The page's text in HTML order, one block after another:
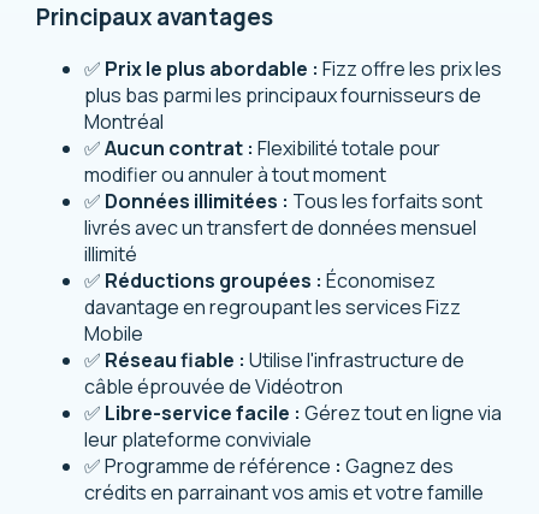
Principaux avantages
✅ Prix le plus abordable : Fizz offre les prix les
plus bas parmi les principaux fournisseurs de
Montréal
✅Aucun contrat : Flexibilité totale pour
modifier ou annuler à tout moment
✅ Données illimitées : Tous les forfaits sont
livrés avec un transfert de données mensuel
illimité
✅ Réductions groupées : Économisez
davantage en regroupant les services Fizz
Mobile
✅ Réseau fiable : Utilise l'infrastructure de
câble éprouvée de Vidéotron
✅ Libre-service facile : Gérez tout en ligne via
leur plateforme conviviale
✅ Programme de référence : Gagnez des
crédits en parrainant vos amis et votre famille